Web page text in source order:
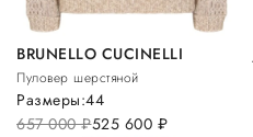
BRUNELLO CUCINELLI
Пуловер шерстяной
657 000руб.525 600 руб.
Размеры:44